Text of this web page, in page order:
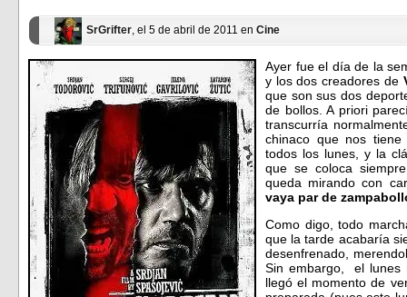
SrGrifter, el 5 de abril de 2011 en Cine
Ayer fue el día de la
y los dos creadores de
que son sus dos
de bollos. A priori
transcurría
chinaco que nos
todos los lunes, y la
que se coloca
queda mirando con
vaya par de
Como digo, todo
que la tarde acabaría
desenfrenado,
Sin embargo, el lunes
llegó el momento de